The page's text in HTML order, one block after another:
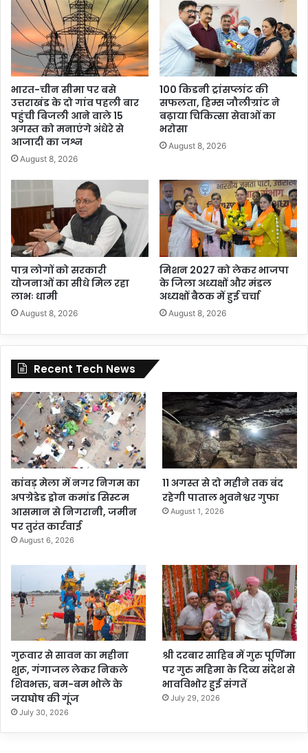
भारत-चीन सीमा पर बसे
उत्तराखंड के दो गांव पहली बार
पहुंची बिजली आने वाले 15
अगस्त को मनाएंगे अंधेरे से
आजादी का जश्न
August 8, 2026
100 किडनी ट्रांसप्लांट की
सफलता, हिम्स जौलीग्रांट ने
बढ़ाया चिकित्सा सेवाओं का
भरोसा
August 8, 2026
पात्र लोगों को सरकारी
योजनाओं का सीधे मिल रहा
लाभः धामी
August 8, 2026
मिशन 2027 को लेकर भाजपा
के जिला अध्यक्षों और मंडल
अध्यक्षों बैठक में हुई चर्चा
August 8, 2026
Recent Tech News
कांवड़ मेला में नगर निगम का
अपग्रेडेड ड्रोन कमांड सिस्टम
आसमान से निगरानी, जमीन
पर तुरंत कार्रवाई
August 6, 2026
11 अगस्त से दो महीने तक बंद
रहेगी पाताल भुवनेश्वर गुफा
August 1, 2026
गुरूवार से सावन का महीना
शुरू, गंगाजल लेकर निकले
शिवभक्त, बम-बम भोले के
जयघोष की गूंज
July 30, 2026
श्री दरबार साहिब में गुरु पूर्णिमा
पर गुरु महिमा के दिव्य संदेश से
भावविभोर हुई संगतें
July 29, 2026